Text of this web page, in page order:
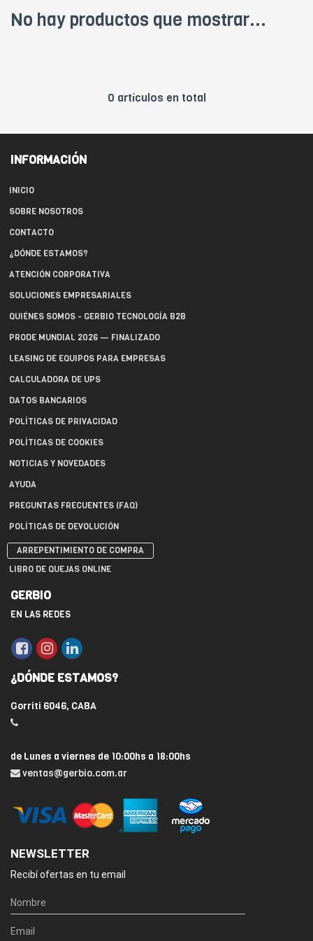
No hay productos que mostrar...
0 artículos en total
INFORMACIÓN
INICIO
SOBRE NOSOTROS
CONTACTO
¿DÓNDE ESTAMOS?
ATENCIÓN CORPORATIVA
SOLUCIONES EMPRESARIALES
QUIÉNES SOMOS - GERBIO TECNOLOGÍA B2B
PRODE MUNDIAL 2026 — FINALIZADO
LEASING DE EQUIPOS PARA EMPRESAS
CALCULADORA DE UPS
DATOS BANCARIOS
POLÍTICAS DE PRIVACIDAD
POLÍTICAS DE COOKIES
NOTICIAS Y NOVEDADES
AYUDA
PREGUNTAS FRECUENTES (FAQ)
POLÍTICAS DE DEVOLUCIÓN
ARREPENTIMIENTO DE COMPRA
LIBRO DE QUEJAS ONLINE
GERBIO
EN LAS REDES
¿DÓNDE ESTAMOS?
Gorriti 6046, CABA
de Lunes a viernes de 10:00hs a 18:00hs
ventas@gerbio.com.ar
NEWSLETTER
Recibí ofertas en tu email